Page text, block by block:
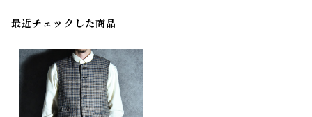
最近チェックした商品